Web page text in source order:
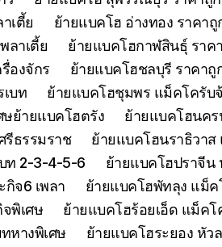
เตี้ย
ย้ายแบคโฮ อ่างทอง ราคาถู
ลาเตี้ย
ย้ายแบคโฮกาฬสินธุ์ ราค
องจักร
ย้ายแบคโฮชลบุรี ราคาถู
บท
ย้ายแบคโฮชุมพร แม็คโครับ
ษย้ายแบคโฮตรัง
ย้ายแบคโฮนคร
รีธรรมราช
ย้ายแบคโฮนราธิวาส
ท 2-3-4-5-6
ย้ายแบคโฮปราจีน
จ6 เพลา
ย้ายแบคโฮพัทลุง แม็ค
พิเศษ
ย้ายแบคโฮร้อยเอ็ด แม็คโ
หางพิเศษ
ย้ายแบคโฮระยอง หัว